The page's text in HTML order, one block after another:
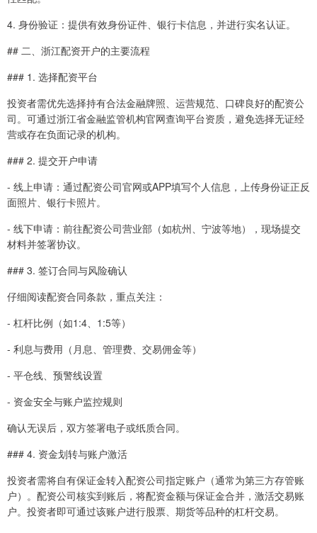
4. 身份验证：提供有效身份证件、银行卡信息，并进行实名认证。
## 二、浙江配资开户的主要流程
### 1. 选择配资平台
投资者需优先选择持有合法金融牌照、运营规范、口碑良好的配资公
司。可通过浙江省金融监管机构官网查询平台资质，避免选择无证经
营或存在负面记录的机构。
### 2. 提交开户申请
- 线上申请：通过配资公司官网或APP填写个人信息，上传身份证正反
面照片、银行卡照片。
- 线下申请：前往配资公司营业部（如杭州、宁波等地），现场提交
材料并签署协议。
### 3. 签订合同与风险确认
仔细阅读配资合同条款，重点关注：
- 杠杆比例（如1:4、1:5等）
- 利息与费用（月息、管理费、交易佣金等）
- 平仓线、预警线设置
- 资金安全与账户监控规则
确认无误后，双方签署电子或纸质合同。
### 4. 资金划转与账户激活
投资者需将自有保证金转入配资公司指定账户（通常为第三方存管账
户）。配资公司核实到账后，将配资金额与保证金合并，激活交易账
户。投资者即可通过该账户进行股票、期货等品种的杠杆交易。